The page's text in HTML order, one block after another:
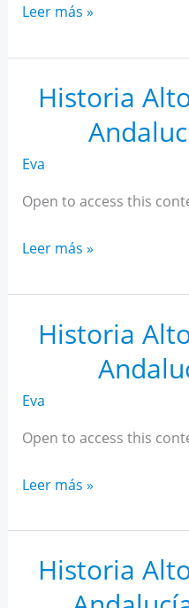
Historia
Rendimiento
Andalucía
marzo
Leer más »
Historia
Eva
Open to access this
Historia
Rendimiento
Andalucía
febrero
Leer más »
Historia
Eva
Open to access this
Historia
Rendimiento
Andalucía
enero
Leer más »
Historia